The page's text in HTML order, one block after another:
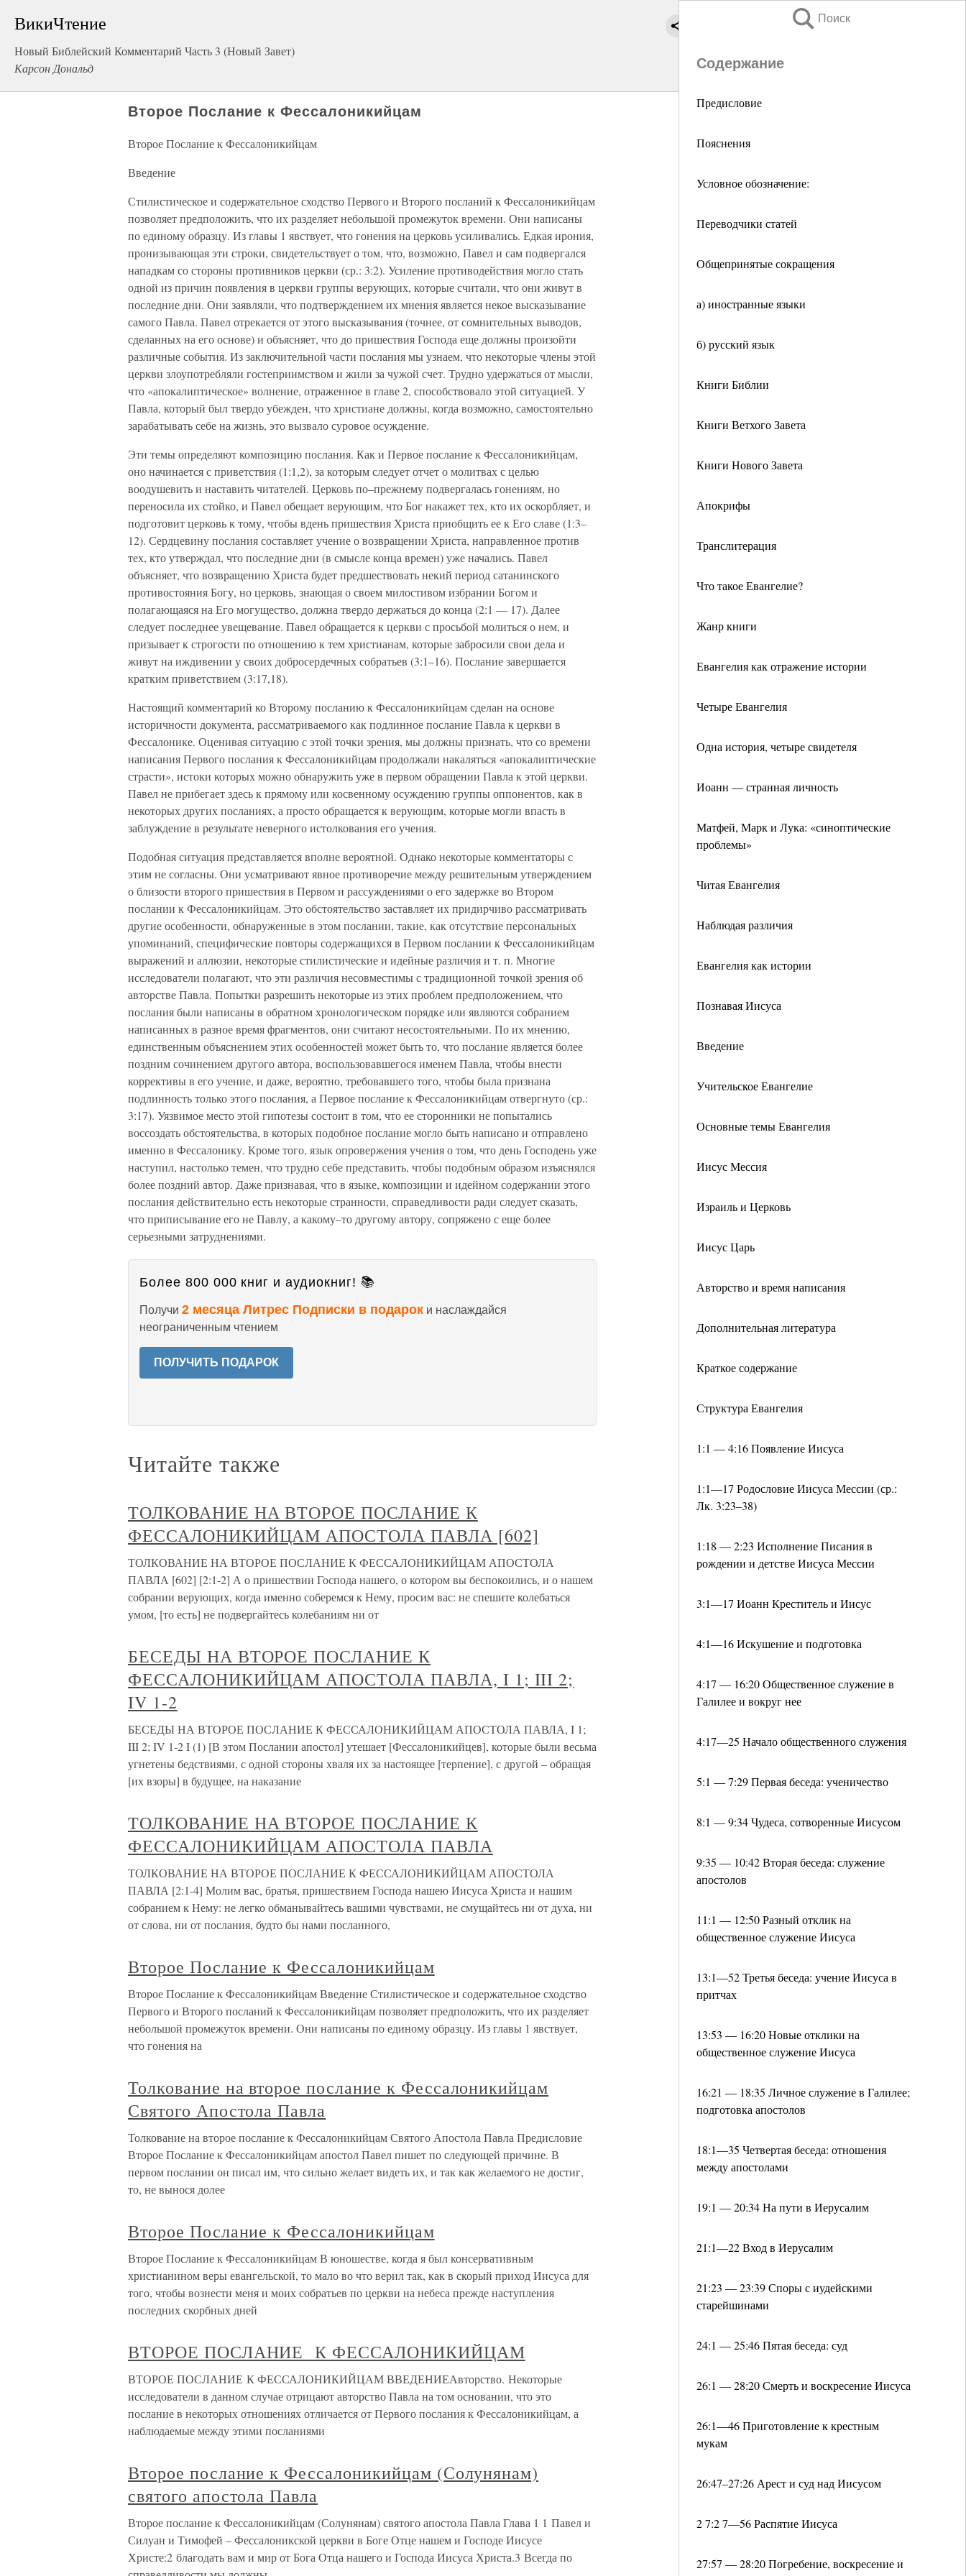
ВикиЧтение
Новый Библейский Комментарий Часть 3 (Новый Завет)
Карсон Дональд
Поиск
Содержание
Предисловие
Пояснения
Условное обозначение:
Переводчики статей
Общепринятые сокращения
а) иностранные языки
б) русский язык
Книги Библии
Книги Ветхого Завета
Книги Нового Завета
Апокрифы
Транслитерация
Что такое Евангелие?
Жанр книги
Евангелия как отражение истории
Четыре Евангелия
Одна история, четыре свидетеля
Иоанн — странная личность
Матфей, Марк и Лука: «синоптические
проблемы»
Читая Евангелия
Наблюдая различия
Евангелия как истории
Познавая Иисуса
Введение
Учительское Евангелие
Основные темы Евангелия
Иисус Мессия
Израиль и Церковь
Иисус Царь
Авторство и время написания
Дополнительная литература
Краткое содержание
Структура Евангелия
1:1 — 4:16 Появление Иисуса
1:1—17 Родословие Иисуса Мессии (ср.:
Лк. 3:23–38)
1:18 — 2:23 Исполнение Писания в
рождении и детстве Иисуса Мессии
3:1—17 Иоанн Креститель и Иисус
4:1—16 Искушение и подготовка
4:17 — 16:20 Общественное служение в
Галилее и вокруг нее
4:17—25 Начало общественного служения
5:1 — 7:29 Первая беседа: ученичество
8:1 — 9:34 Чудеса, сотворенные Иисусом
9:35 — 10:42 Вторая беседа: служение
апостолов
11:1 — 12:50 Разный отклик на
общественное служение Иисуса
13:1—52 Третья беседа: учение Иисуса в
притчах
13:53 — 16:20 Новые отклики на
общественное служение Иисуса
16:21 — 18:35 Личное служение в Галилее;
подготовка апостолов
18:1—35 Четвертая беседа: отношения
между апостолами
19:1 — 20:34 На пути в Иерусалим
21:1—22 Вход в Иерусалим
21:23 — 23:39 Споры с иудейскими
старейшинами
24:1 — 25:46 Пятая беседа: суд
26:1 — 28:20 Смерть и воскресение Иисуса
26:1—46 Приготовление к крестным
мукам
26:47–27:26 Арест и суд над Иисусом
2 7:2 7—56 Распятие Иисуса
27:57 — 28:20 Погребение, воскресение и
Второе Послание к Фессалоникийцам
Второе Послание к Фессалоникийцам
Введение
Стилистическое и содержательное сходство Первого и Второго посланий к Фессалоникийцам
позволяет предположить, что их разделяет небольшой промежуток времени. Они написаны
по единому образцу. Из главы 1 явствует, что гонения на церковь усиливались. Едкая ирония,
пронизывающая эти строки, свидетельствует о том, что, возможно, Павел и сам подвергался
нападкам со стороны противников церкви (ср.: 3:2). Усиление противодействия могло стать
одной из причин появления в церкви группы верующих, которые считали, что они живут в
последние дни. Они заявляли, что подтверждением их мнения является некое высказывание
самого Павла. Павел отрекается от этого высказывания (точнее, от сомнительных выводов,
сделанных на его основе) и объясняет, что до пришествия Господа еще должны произойти
различные события. Из заключительной части послания мы узнаем, что некоторые члены этой
церкви злоупотребляли гостеприимством и жили за чужой счет. Трудно удержаться от мысли,
что «апокалиптическое» волнение, отраженное в главе 2, способствовало этой ситуацией. У
Павла, который был твердо убежден, что христиане должны, когда возможно, самостоятельно
зарабатывать себе на жизнь, это вызвало суровое осуждение.
Эти темы определяют композицию послания. Как и Первое послание к Фессалоникийцам,
оно начинается с приветствия (1:1,2), за которым следует отчет о молитвах с целью
воодушевить и наставить читателей. Церковь по–прежнему подвергалась гонениям, но
переносила их стойко, и Павел обещает верующим, что Бог накажет тех, кто их оскорбляет, и
подготовит церковь к тому, чтобы вдень пришествия Христа приобщить ее к Его славе (1:3–
12). Сердцевину послания составляет учение о возвращении Христа, направленное против
тех, кто утверждал, что последние дни (в смысле конца времен) уже начались. Павел
объясняет, что возвращению Христа будет предшествовать некий период сатанинского
противостояния Богу, но церковь, знающая о своем милостивом избрании Богом и
полагающаяся на Его могущество, должна твердо держаться до конца (2:1 — 17). Далее
следует последнее увещевание. Павел обращается к церкви с просьбой молиться о нем, и
призывает к строгости по отношению к тем христианам, которые забросили свои дела и
живут на иждивении у своих добросердечных собратьев (3:1–16). Послание завершается
кратким приветствием (3:17,18).
Настоящий комментарий ко Второму посланию к Фессалоникийцам сделан на основе
историчности документа, рассматриваемого как подлинное послание Павла к церкви в
Фессалонике. Оценивая ситуацию с этой точки зрения, мы должны признать, что со времени
написания Первого послания к Фессалоникийцам продолжали накаляться «апокалиптические
страсти», истоки которых можно обнаружить уже в первом обращении Павла к этой церкви.
Павел не прибегает здесь к прямому или косвенному осуждению группы оппонентов, как в
некоторых других посланиях, а просто обращается к верующим, которые могли впасть в
заблуждение в результате неверного истолкования его учения.
Подобная ситуация представляется вполне вероятной. Однако некоторые комментаторы с
этим не согласны. Они усматривают явное противоречие между решительным утверждением
о близости второго пришествия в Первом и рассуждениями о его задержке во Втором
послании к Фессалоникийцам. Это обстоятельство заставляет их придирчиво рассматривать
другие особенности, обнаруженные в этом послании, такие, как отсутствие персональных
упоминаний, специфические повторы содержащихся в Первом послании к Фессалоникийцам
выражений и аллюзии, некоторые стилистические и идейные различия и т. п. Многие
исследователи полагают, что эти различия несовместимы с традиционной точкой зрения об
авторстве Павла. Попытки разрешить некоторые из этих проблем предположением, что
послания были написаны в обратном хронологическом порядке или являются собранием
написанных в разное время фрагментов, они считают несостоятельными. По их мнению,
единственным объяснением этих особенностей может быть то, что послание является более
поздним сочинением другого автора, воспользовавшегося именем Павла, чтобы внести
коррективы в его учение, и даже, вероятно, требовавшего того, чтобы была признана
подлинность только этого послания, а Первое послание к Фессалоникийцам отвергнуто (ср.:
3:17). Уязвимое место этой гипотезы состоит в том, что ее сторонники не попытались
воссоздать обстоятельства, в которых подобное послание могло быть написано и отправлено
именно в Фессалонику. Кроме того, язык опровержения учения о том, что день Господень уже
наступил, настолько темен, что трудно себе представить, чтобы подобным образом изъяснялся
более поздний автор. Даже признавая, что в языке, композиции и идейном содержании этого
послания действительно есть некоторые странности, справедливости ради следует сказать,
что приписывание его не Павлу, а какому–то другому автору, сопряжено с еще более
серьезными затруднениями.
Более 800 000 книг и аудиокниг! 📚
Получи 2 месяца Литрес Подписки в подарок и наслаждайся
неограниченным чтением
ПОЛУЧИТЬ ПОДАРОК
Читайте также
ТОЛКОВАНИЕ НА ВТОРОЕ ПОСЛАНИЕ К
ФЕССАЛОНИКИЙЦАМ АПОСТОЛА ПАВЛА [602]
ТОЛКОВАНИЕ НА ВТОРОЕ ПОСЛАНИЕ К ФЕССАЛОНИКИЙЦАМ АПОСТОЛА
ПАВЛА [602] [2:1-2] А о пришествии Господа нашего, о котором вы беспокоились, и о нашем
собрании верующих, когда именно соберемся к Нему, просим вас: не спешите колебаться
умом, [то есть] не подвергайтесь колебаниям ни от
БЕСЕДЫ НА ВТОРОЕ ПОСЛАНИЕ К
ФЕССАЛОНИКИЙЦАМ АПОСТОЛА ПАВЛА, I 1; III 2;
IV 1-2
БЕСЕДЫ НА ВТОРОЕ ПОСЛАНИЕ К ФЕССАЛОНИКИЙЦАМ АПОСТОЛА ПАВЛА, I 1;
III 2; IV 1-2 I (1) [В этом Послании апостол] утешает [Фессалоникийцев], которые были весьма
угнетены бедствиями, с одной стороны хваля их за настоящее [терпение], с другой – обращая
[их взоры] в будущее, на наказание
ТОЛКОВАНИЕ НА ВТОРОЕ ПОСЛАНИЕ К
ФЕССАЛОНИКИЙЦАМ АПОСТОЛА ПАВЛА
ТОЛКОВАНИЕ НА ВТОРОЕ ПОСЛАНИЕ К ФЕССАЛОНИКИЙЦАМ АПОСТОЛА
ПАВЛА [2:1-4] Молим вас, братья, пришествием Господа нашею Иисуса Христа и нашим
собранием к Нему: не легко обманывайтесь вашими чувствами, не смущайтесь ни от духа, ни
от слова, ни от послания, будто бы нами посланного,
Второе Послание к Фессалоникийцам
Второе Послание к Фессалоникийцам Введение Стилистическое и содержательное сходство
Первого и Второго посланий к Фессалоникийцам позволяет предположить, что их разделяет
небольшой промежуток времени. Они написаны по единому образцу. Из главы 1 явствует,
что гонения на
Толкование на второе послание к Фессалоникийцам
Святого Апостола Павла
Толкование на второе послание к Фессалоникийцам Святого Апостола Павла Предисловие
Второе Послание к Фессалоникийцам апостол Павел пишет по следующей причине. В
первом послании он писал им, что сильно желает видеть их, и так как желаемого не достиг,
то, не вынося долее
Второе Послание к Фессалоникийцам
Второе Послание к Фессалоникийцам В юношестве, когда я был консервативным
христианином веры евангельской, то мало во что верил так, как в скорый приход Иисуса для
того, чтобы вознести меня и моих собратьев по церкви на небеса прежде наступления
последних скорбных дней
ВТОРОЕ ПОСЛАНИЕ К ФЕССАЛОНИКИЙЦАМ
ВТОРОЕ ПОСЛАНИЕ К ФЕССАЛОНИКИЙЦАМ ВВЕДЕНИЕАвторство. Некоторые
исследователи в данном случае отрицают авторство Павла на том основании, что это
послание в некоторых отношениях отличается от Первого послания к Фессалоникийцам, а
наблюдаемые между этими посланиями
Второе послание к Фессалоникийцам (Солунянам)
святого апостола Павла
Второе послание к Фессалоникийцам (Солунянам) святого апостола Павла Глава 1 1 Павел и
Силуан и Тимофей – Фессалоникской церкви в Боге Отце нашем и Господе Иисусе
Христе:2 благодать вам и мир от Бога Отца нашего и Господа Иисуса Христа.3 Всегда по